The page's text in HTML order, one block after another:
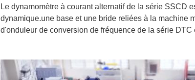
Le dynamomètre à courant alternatif de la série SSCD
dynamique.une base et une bride reliées à la machine
d'onduleur de conversion de fréquence de la série